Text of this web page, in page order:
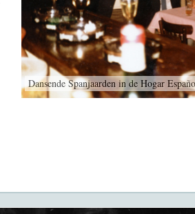
Dansende Spanjaarden in de Hogar